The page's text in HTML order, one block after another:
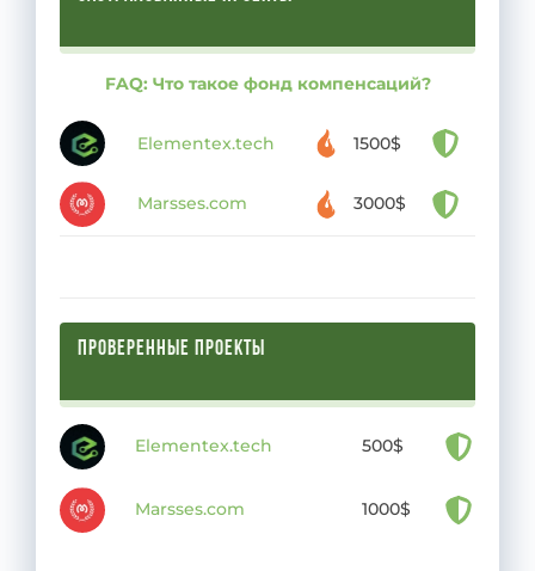
FAQ: Что такое фонд компенсаций?
Elementex.tech 1500$
Marsses.com 3000$
ПРОВЕРЕННЫЕ ПРОЕКТЫ
Elementex.tech 500$
Marsses.com 1000$